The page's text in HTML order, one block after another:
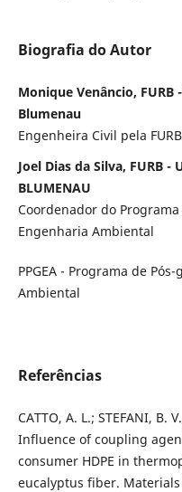
Biografia do Autor
Monique Venâncio,
Blumenau
Engenheira Civil pela FURB
Joel Dias da Silva, FURB -
BLUMENAU
Coordenador do
Engenharia Ambiental
PPGEA - Programa de
Ambiental
Referências
CATTO, A. L.; STEFANI, B.
Influence of coupling
consumer HDPE in
eucalyptus fiber. Materials